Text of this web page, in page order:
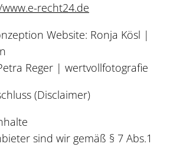
recht24.de
Website: Ronja Kösl |
Reger | wertvollfotografie
(Disclaimer)
sind wir gemäß § 7 Abs.1